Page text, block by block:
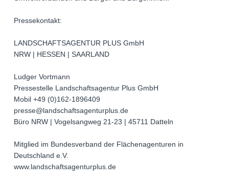
Pressekontakt:
LANDSCHAFTSAGENTUR PLUS GmbH
NRW | HESSEN | SAARLAND
Ludger Vortmann
Pressestelle Landschaftsagentur Plus GmbH
Mobil +49 (0)162-1896409
presse@landschaftsagenturplus.de
Büro NRW | Vogelsangweg 21-23 | 45711 Datteln
Mitglied im Bundesverband der Flächenagenturen in
Deutschland e.V.
www.landschaftsagenturplus.de